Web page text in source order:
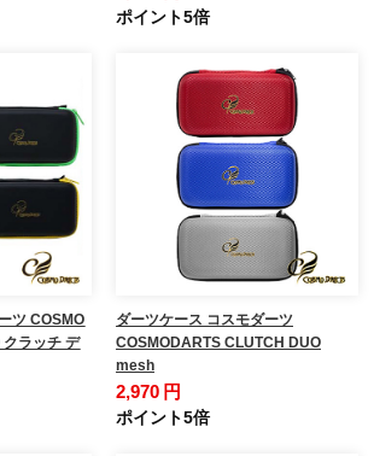
ポイント5倍
ツ COSMO
ラッチ デ
ダーツケース コスモダーツ
COSMODARTS CLUTCH DUO
mesh
2,970 円
ポイント5倍